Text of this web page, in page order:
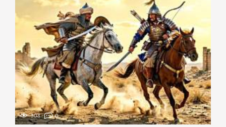
303 0